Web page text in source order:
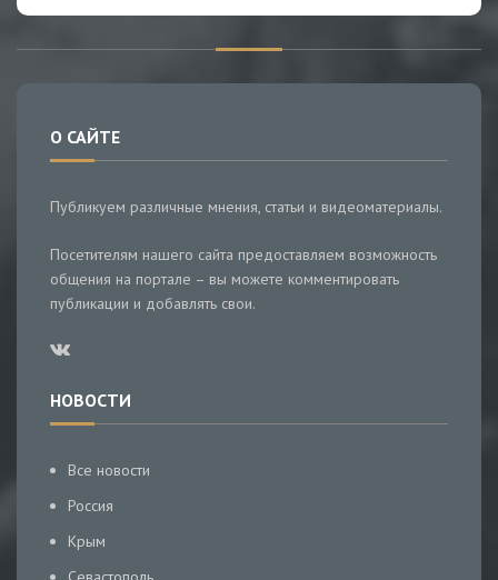
О САЙТЕ
Публикуем различные мнения, статьи и видеоматериалы.
Посетителям нашего сайта предоставляем возможность
общения на портале – вы можете комментировать
публикации и добавлять свои.
НОВОСТИ
Все новости
Россия
Крым